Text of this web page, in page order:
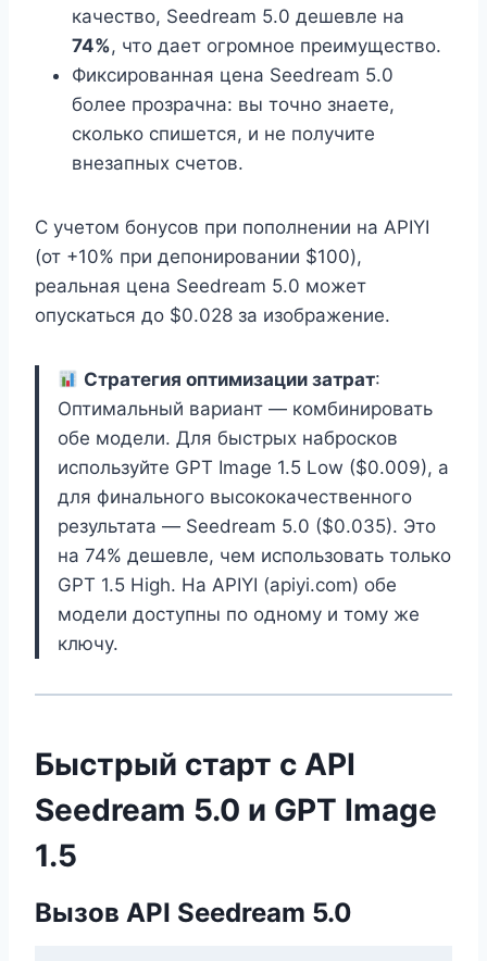
качество, Seedream 5.0 дешевле на
74%, что дает огромное преимущество.
Фиксированная цена Seedream 5.0
более прозрачна: вы точно знаете,
сколько спишется, и не получите
внезапных счетов.
С учетом бонусов при пополнении на APIYI
(от +10% при депонировании $100),
реальная цена Seedream 5.0 может
опускаться до $0.028 за изображение.
Стратегия оптимизации затрат:
Оптимальный вариант — комбинировать
обе модели. Для быстрых набросков
используйте GPT Image 1.5 Low ($0.009), а
для финального высококачественного
результата — Seedream 5.0 ($0.035). Это
на 74% дешевле, чем использовать только
GPT 1.5 High. На APIYI (apiyi.com) обе
модели доступны по одному и тому же
ключу.
Быстрый старт с API
Seedream 5.0 и GPT Image
1.5
Вызов API Seedream 5.0